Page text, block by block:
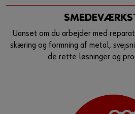
Uanset om du arbejder med
skæring og formning af metal,
de rette løsninger og